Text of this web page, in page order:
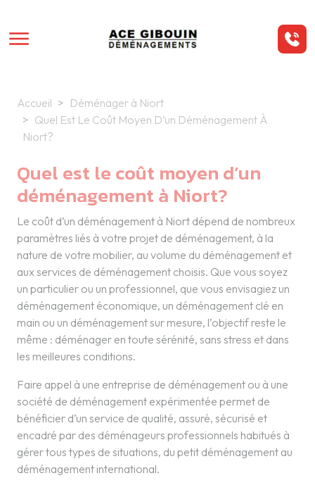
Accueil
Déménager à Niort
Quel Est Le Coût Moyen D’un Déménagement À
Niort?
Quel est le coût moyen d’un
déménagement à Niort?
Le coût d’un déménagement à Niort dépend de nombreux
paramètres liés à votre projet de déménagement, à la
nature de votre mobilier, au volume du déménagement et
aux services de déménagement choisis. Que vous soyez
un particulier ou un professionnel, que vous envisagiez un
déménagement économique, un déménagement clé en
main ou un déménagement sur mesure, l’objectif reste le
même : déménager en toute sérénité, sans stress et dans
les meilleures conditions.
Faire appel à une entreprise de déménagement ou à une
société de déménagement expérimentée permet de
bénéficier d’un service de qualité, assuré, sécurisé et
encadré par des déménageurs professionnels habitués à
gérer tous types de situations, du petit déménagement au
déménagement international.